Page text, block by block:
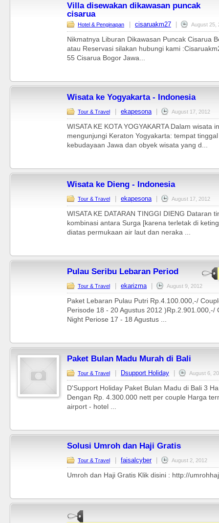
Villa disewakan dikawasan puncak
cisarua
Hotel & Penginapan cisaruakm27 August 25,
Nikmatnya Liburan Dikawasan Puncak Cisarua
atau Reservasi silakan hubungi kami
55 Cisarua Bogor Jawa...
Wisata ke Yogyakarta - Indonesia
Tour & Travel ekapesona August 17, 2012
WISATA KE KOTA YOGYAKARTA Dalam wisata
mengunjungi Keraton Yogyakarta: tempat
kebudayaan Jawa dan obyek wisata yang d...
Wisata ke Dieng - Indonesia
Tour & Travel ekapesona August 17, 2012
WISATA KE DATARAN TINGGI DIENG Dataran
kombinasi antara Surga [karena terletak di
diatas permukaan air laut dan neraka ...
Pulau Seribu Lebaran Period
Tour & Travel ekarizma August 9, 2012
Paket Lebaran Pulau Putri Rp.4.100.000,-/
Perisode 18 - 20 Agustus 2012 )Rp.2.901.000,-/
Night Periose 17 - 18 Agustus ...
Paket Bulan Madu Murah di Bali
Tour & Travel Dsupport Holiday August 6,
D'Support Holiday Paket Bulan Madu di Bali 3
Dengan Rp. 4.300.000 nett per couple Harga
airport - hotel ...
Solusi Umroh dan Haji Gratis
Tour & Travel faisalcyber August 2, 2012
Umroh dan Haji Gratis Klik disini : http://